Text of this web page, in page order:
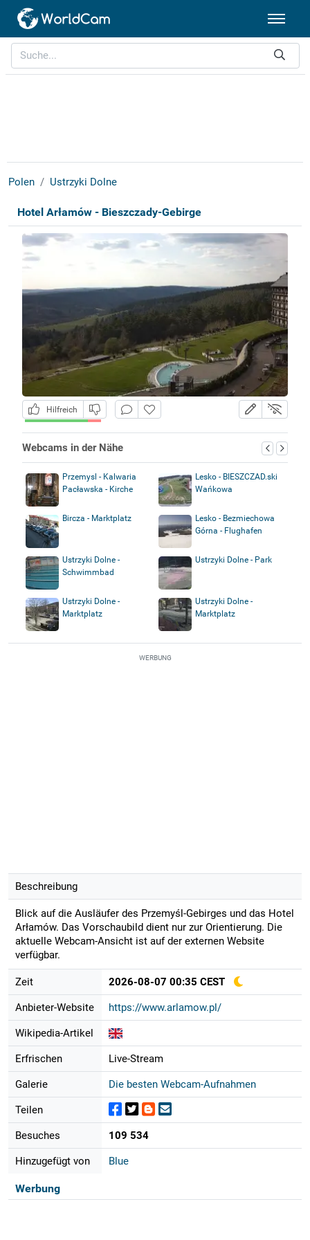
Polen Ustrzyki Dolne
Hotel Arłamów - Bieszczady-Gebirge
Hilfreich
Webcams in der Nähe
Przemysl - Kalwaria
Pacławska - Kirche
Lesko - BIESZCZAD.ski
Wańkowa
Bircza - Marktplatz
Lesko - Bezmiechowa
Górna - Flughafen
Ustrzyki Dolne -
Schwimmbad
Ustrzyki Dolne - Park
Ustrzyki Dolne -
Marktplatz
Ustrzyki Dolne -
Marktplatz
WERBUNG
Beschreibung
Blick auf die Ausläufer des Przemyśl-Gebirges und das Hotel
Arłamów. Das Vorschaubild dient nur zur Orientierung. Die
aktuelle Webcam-Ansicht ist auf der externen Website
verfügbar.
Zeit 2026-08-07 00:35 CEST
Anbieter-Website https://www.arlamow.pl/
Wikipedia-Artikel
Erfrischen Live-Stream
Galerie Die besten Webcam-Aufnahmen
Teilen
Besuches 109 534
Hinzugefügt von Blue
Werbung